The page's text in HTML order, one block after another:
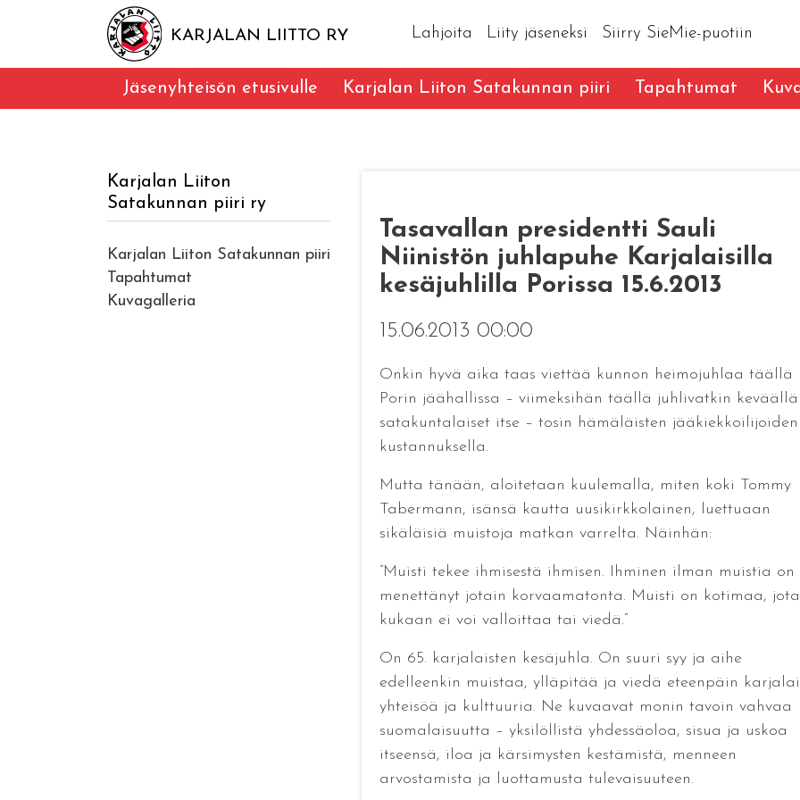
KARJALAN LIITTO RY Lahjoita Liity jäseneksi Siirry SieMie-puotiin
Jäsenyhteisön etusivulle Karjalan Liiton Satakunnan piiri Tapahtumat
Karjalan Liiton
Satakunnan piiri ry
Karjalan Liiton Satakunnan piiri
Tapahtumat
Kuvagalleria
Tasavallan presidentti Sauli
Niinistön juhlapuhe Karjalaisilla
kesäjuhlilla Porissa 15.6.2013
15.06.2013 00:00
Onkin hyvä aika taas viettää kunnon heimojuhlaa täällä
Porin jäähallissa – viimeksihän täällä juhlivatkin keväällä
satakuntalaiset itse – tosin hämäläisten jääkiekkoilijoiden
kustannuksella.
Mutta tänään, aloitetaan kuulemalla, miten koki Tommy
Tabermann, isänsä kautta uusikirkkolainen, luettuaan
sikäläisiä muistoja matkan varrelta. Näinhän:
”Muisti tekee ihmisestä ihmisen. Ihminen ilman muistia on
menettänyt jotain korvaamatonta. Muisti on kotimaa, jota
kukaan ei voi valloittaa tai viedä.”
On 65. karjalaisten kesäjuhla. On suuri syy ja aihe
edelleenkin muistaa, ylläpitää ja viedä eteenpäin
yhteisöä ja kulttuuria. Ne kuvaavat monin tavoin vahvaa
suomalaisuutta – yksilöllistä yhdessäoloa, sisua ja uskoa
itseensä, iloa ja kärsimysten kestämistä, menneen
arvostamista ja luottamusta tulevaisuuteen.